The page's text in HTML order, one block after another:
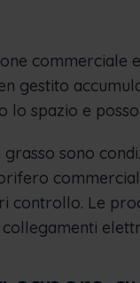
gestito
lo spazio e
sono
controllo. Le